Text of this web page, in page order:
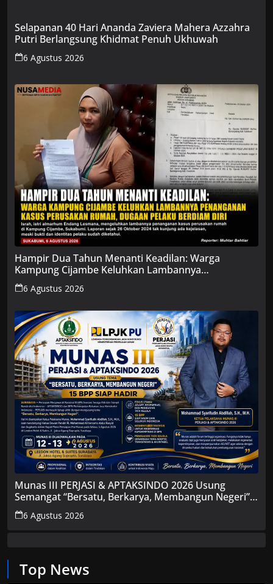
Selapanan 40 Hari Ananda Zaviera Mahera Azzahra
Putri Berlangsung Khidmat Penuh Ukhuwah
6 Agustus 2026
Hampir Dua Tahun Menanti Keadilan: Warga
Kampung Cijambe Keluhkan Lambannya
Penanganan Kasus Perusakan Rumah, Dugaan
Pelaku Berdiam Diri
6 Agustus 2026
Munas III PERJASI & APTAKSINDO 2026 Usung
Semangat “Bersatu, Berkarya, Membangun Negeri”,
15 BPP Siap Hadir
6 Agustus 2026
Top News